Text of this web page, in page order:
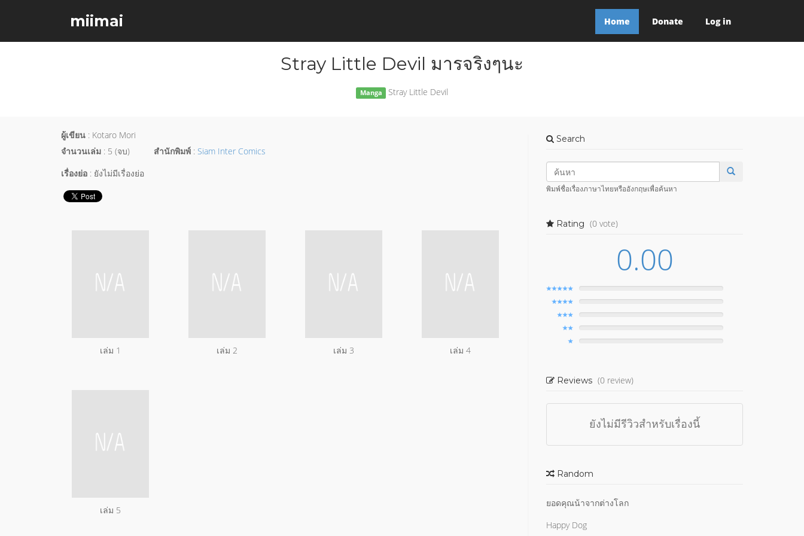
miimai Home Donate Log in
Stray Little Devil มารจริงๆนะ
Manga Stray Little Devil
ผู้เขียน : Kotaro Mori
จำนวนเล่ม : 5 (จบ) สำนักพิมพ์ : Siam Inter Comics
เรื่องย่อ : ยังไม่มีเรื่องย่อ
เล่ม 1 เล่ม 2 เล่ม 3 เล่ม 4
เล่ม 5
Search
พิมพ์ชื่อเรื่องภาษาไทยหรืออังกฤษเพื่อค้นหา
Rating (0 vote)
0.00
Reviews (0 review)
ยังไม่มีรีวิวสำหรับเรื่องนี้
Random
ยอดคุณน้าจากต่างโลก
Happy Dog